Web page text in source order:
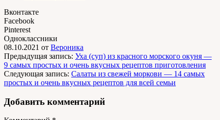
Вконтакте
Facebook
Pinterest
Одноклассники
08.10.2021 от Вероника
Предыдущая запись: Уха (суп) из красного морского окуня —
9 самых простых и очень вкусных рецептов приготовления
Следующая запись: Салаты из свежей моркови — 14 самых
простых и очень вкусных рецептов для всей семьи
Добавить комментарий